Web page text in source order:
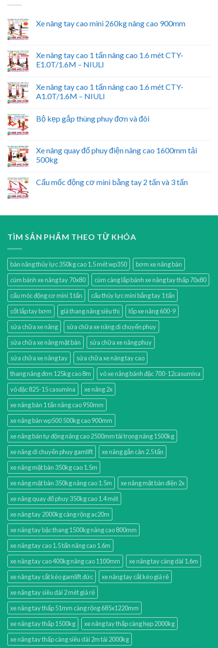
Xe nâng tay cao mini 260kg nâng cao 900mm
Xe nâng tay cao 1 tấn nâng cao 1.6 mét CTY-
E1.0T/1.6M – NIULI
Xe nâng tay cao 1 tấn nâng cao 1.6 mét CTY-
A1.0T/1.6M – NIULI
Bộ kẹp gắp thùng phuy đơn và đôi
Xe nâng quay đổ phuy điện nâng cao 1600mm tải
500kg
Cẩu mốc động cơ mini bằng tay 2 tấn và 3 tấn
TÌM SẢN PHẨM THEO TỪ KHÓA
bàn nâng thủy lực 350kg cao 1.5 mét wp350
bơm xe nâng bàn
cùm bánh xe nâng tay 70x80
cùm càng lắp bánh xe nâng tay thấp 70x80
cẩu móc động cơ mini 1 tấn
cẩu thủy lực mini bằng tay 1 tấn
cốt lắp tay bơm
giá thang nâng siêu thị
lốp xe nâng 600-9
sửa chữa xe nâng
sửa chữa xe nâng di chuyển phuy
sửa chữa xe nâng mặt bàn
sửa chữa xe nâng phuy
sửa chữa xe nâng tay
sửa chữa xe nâng tay cao
thang nâng đơn 125kg cao 8m
vỏ xe nâng bánh đặc 700-12casumina
vỏ đặc 825-15 casumina
xe nâng 2x
xe nâng bàn 1 tấn nâng cao 950mm
xe nâng bàn wp500 500kg cao 900mm
xe nâng bán tự động nâng cao 2500mm tải trọng nâng 1500kg
xe nâng di chuyển phuy gamlift
xe nâng gắn cân 2.5 tấn
xe nâng mặt bàn 350kg cao 1.5m
xe nâng mặt bàn 350kg nâng cao 1.5m
xe nâng mặt bàn điện 2x
xe nâng quay đổ phuy 350kg cao 1.4 mét
xe nâng tay 2000kg càng rộng ac20m
xe nâng tay bậc thang 1500kg nâng cao 800mm
xe nâng tay cao 1.5 tấn nâng cao 1.6m
xe nâng tay cao 400kg nâng cao 1100mm
xe nâng tay càng dài 1.6m
xe nâng tay cắt kéo gamlift đức
xe nâng tay cắt kéo giá rẻ
xe nâng tay siêu dài 2 mét giá rẻ
xe nâng tay thấp 51mm càng rộng 685x1220mm
xe nâng tay thấp 1500kg
xe nâng tay thấp càng hẹp 2000kg
xe nâng tay thấp càng siêu dài 2m tải 2000kg